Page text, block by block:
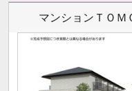
マンションＴＯＭ